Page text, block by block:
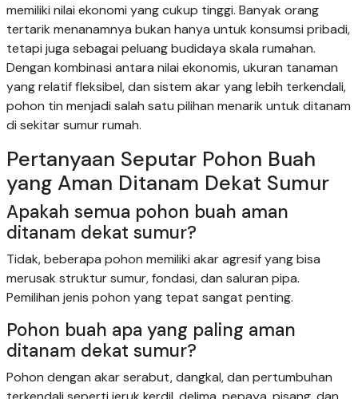
memiliki nilai ekonomi yang cukup tinggi. Banyak orang
tertarik menanamnya bukan hanya untuk konsumsi pribadi,
tetapi juga sebagai peluang budidaya skala rumahan.
Dengan kombinasi antara nilai ekonomis, ukuran tanaman
yang relatif fleksibel, dan sistem akar yang lebih terkendali,
pohon tin menjadi salah satu pilihan menarik untuk ditanam
di sekitar sumur rumah.
Pertanyaan Seputar Pohon Buah
yang Aman Ditanam Dekat Sumur
Apakah semua pohon buah aman
ditanam dekat sumur?
Tidak, beberapa pohon memiliki akar agresif yang bisa
merusak struktur sumur, fondasi, dan saluran pipa.
Pemilihan jenis pohon yang tepat sangat penting.
Pohon buah apa yang paling aman
ditanam dekat sumur?
Pohon dengan akar serabut, dangkal, dan pertumbuhan